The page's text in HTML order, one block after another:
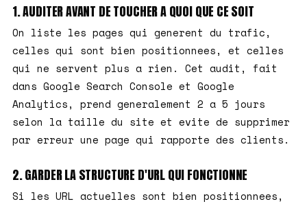
1. AUDITER AVANT DE TOUCHER A QUOI QUE CE SOIT
On liste les pages qui generent du trafic,
celles qui sont bien positionnees, et celles
qui ne servent plus a rien. Cet audit, fait
dans Google Search Console et Google
Analytics, prend generalement 2 a 5 jours
selon la taille du site et evite de supprimer
par erreur une page qui rapporte des clients.
2. GARDER LA STRUCTURE D'URL QUI FONCTIONNE
Si les URL actuelles sont bien positionnees,